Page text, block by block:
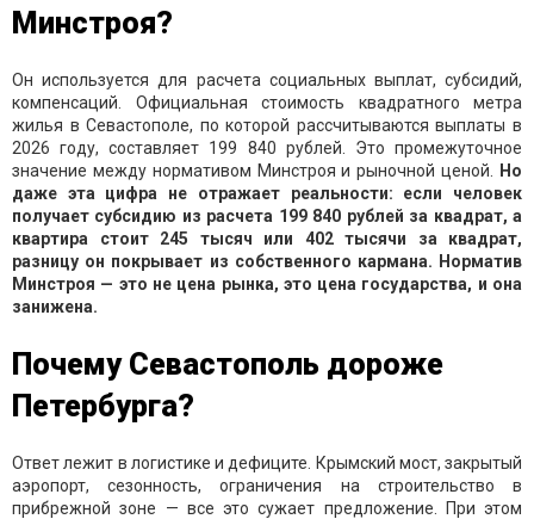
Минстроя?
Он используется для расчета социальных выплат, субсидий,
компенсаций. Официальная стоимость квадратного метра
жилья в Севастополе, по которой рассчитываются выплаты в
2026 году, составляет 199 840 рублей. Это промежуточное
значение между нормативом Минстроя и рыночной ценой.
Но
даже эта цифра не отражает реальности: если человек
получает субсидию из расчета 199 840 рублей за квадрат, а
квартира стоит 245 тысяч или 402 тысячи за квадрат,
разницу он покрывает из собственного кармана. Норматив
Минстроя — это не цена рынка, это цена государства, и она
занижена.
Почему Севастополь дороже
Петербурга?
Ответ лежит в логистике и дефиците. Крымский мост, закрытый
аэропорт, сезонность, ограничения на строительство в
прибрежной зоне — все это сужает предложение. При этом